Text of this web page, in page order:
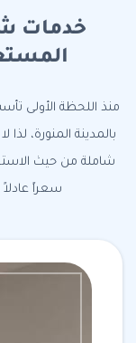
خدمات
منذ اللحظة الأولى
بالمدينة المنورة،
شاملة من حيث
سعراً